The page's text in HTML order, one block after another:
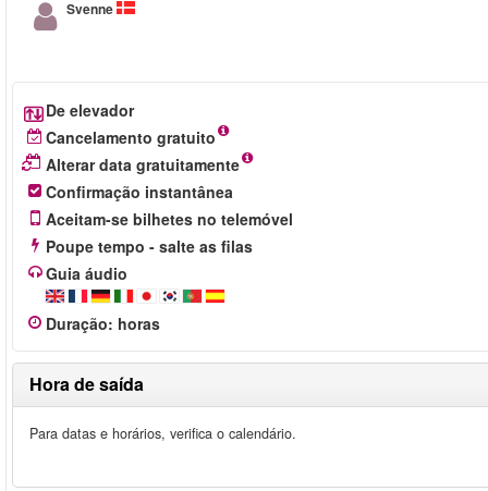
Svenne
De elevador
Cancelamento gratuito
Alterar data gratuitamente
Confirmação instantânea
Aceitam-se bilhetes no telemóvel
Poupe tempo - salte as filas
Guia áudio
Duração: horas
Hora de saída
Para datas e horários, verifica o calendário.